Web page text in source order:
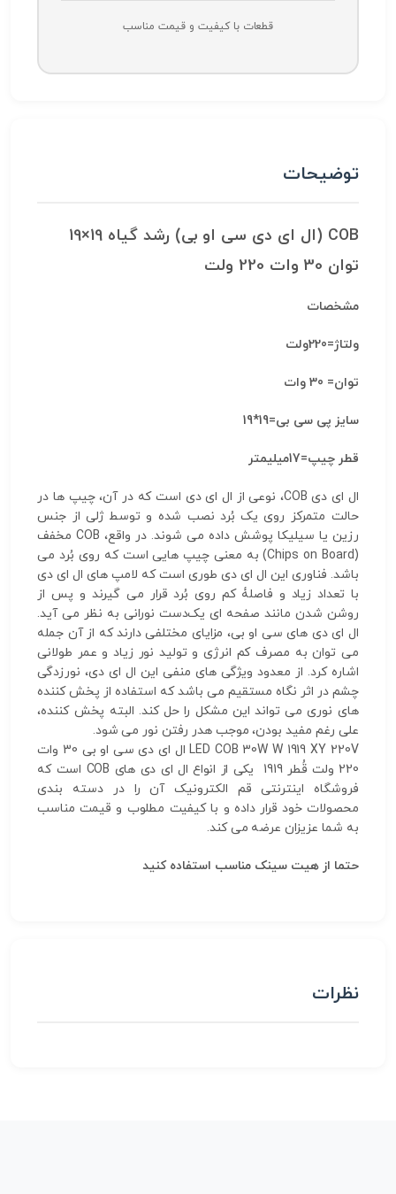
قطعات با کیفیت و قیمت مناسب
توضیحات
COB (ال ای دی سی او بی) رشد گیاه 19×19
توان 30 وات 220 ولت
مشخصات
ولتاژ=220ولت
توان= 30 وات
سایز پی سی بی=19*19
قطر چیپ=17میلیمتر
ال ای دی COB، نوعی از ال ای دی است که در آن، چیپ ها در
حالت متمرکز روی یک بُرد نصب شده و توسط ژلی از جنس
رزین یا سیلیکا پوشش داده می شوند. در واقع، COB مخفف
(Chips on Board) به معنی چیپ هایی است که روی بُرد می
باشد. فناوری این ال ای دی طوری است که لامپ های ال ای دی
با تعداد زیاد و فاصلۀ کم روی بُرد قرار می گیرند و پس از
روشن شدن مانند صفحه ای یک‌دست نورانی به نظر می آید.
ال ای دی های سی او بی، مزایای مختلفی دارند که از آن جمله
می توان به مصرف کم انرژی و تولید نور زیاد و عمر طولانی
اشاره کرد. از معدود ویژگی های منفی این ال ای دی، نورزدگی
چشم در اثر نگاه مستقیم می باشد که استفاده از پخش کننده
های نوری می تواند این مشکل را حل کند. البته پخش کننده،
علی رغم مفید بودن، موجب هدر رفتن نور می شود.
LED COB 30W W 1919 XY 220V ال ای دی سی او بی 30 وات
220 ولت قُطر 1919 یکی از انواع ال ای دی های COB است که
فروشگاه اینترنتی قم الکترونیک آن را در دسته بندی
محصولات خود قرار داده و با کیفیت مطلوب و قیمت مناسب
به شما عزیزان عرضه می کند.
حتما از هیت سینک مناسب استفاده کنید
نظرات